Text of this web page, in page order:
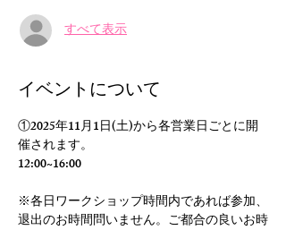
すべて表示
イベントについて
①2025年11月1日(土)から各営業日ごとに開
催されます。
12:00~16:00
※各日ワークショップ時間内であれば参加、
退出のお時間問いません。ご都合の良いお時